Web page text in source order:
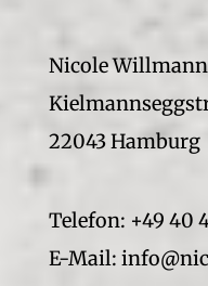
Nicole
22043 Hamburg
Telefon: +49 40
E-Mail: